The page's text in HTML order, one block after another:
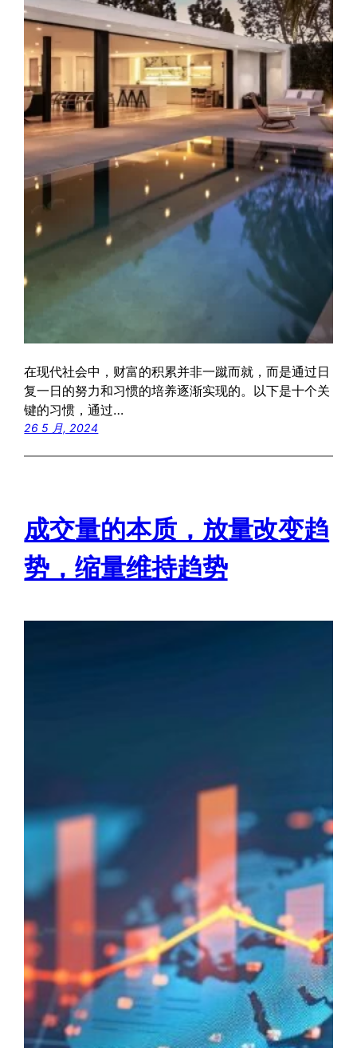
在现代社会中，财富的积累并非一蹴而就，而是通过日
复一日的努力和习惯的培养逐渐实现的。以下是十个关
键的习惯，通过…
26 5 月, 2024
成交量的本质，放量改变趋
势，缩量维持趋势